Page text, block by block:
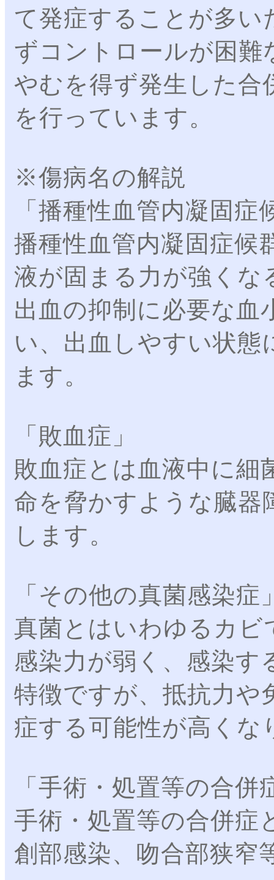
て発症することが多
ずコントロールが困難
やむを得ず発生した合
を行っています。
※傷病名の解説
「播種性血管内凝固症
播種性血管内凝固症候
液が固まる力が強くな
出血の抑制に必要な血
い、出血しやすい状
ます。
「敗血症」
敗血症とは血液中に細
命を脅かすような臓器
します。
「その他の真菌感染症
真菌とはいわゆるカビ
感染力が弱く、感染す
特徴ですが、抵抗力や
症する可能性が高くな
「手術・処置等の合併
手術・処置等の合併症
創部感染、吻合部狭窄